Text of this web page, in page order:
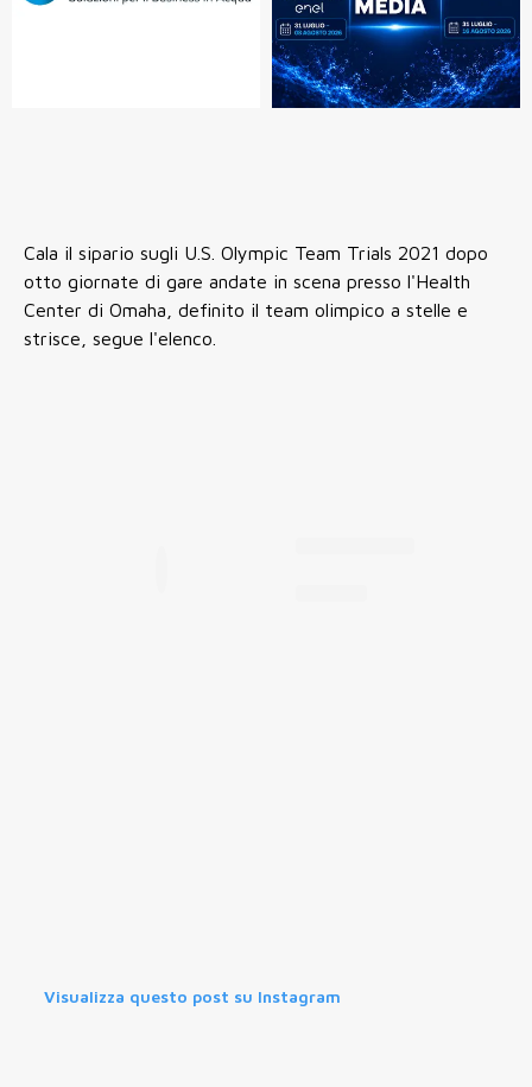
Cala il sipario sugli U.S. Olympic Team Trials 2021 dopo
otto giornate di gare andate in scena presso l'Health
Center di Omaha, definito il team olimpico a stelle e
strisce, segue l'elenco.
Visualizza questo post su Instagram